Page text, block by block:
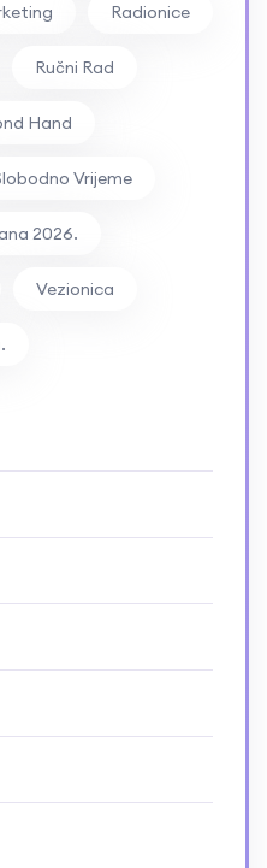
Radionice
Ručni Rad
Hand
Vrijeme
2026.
Vezionica